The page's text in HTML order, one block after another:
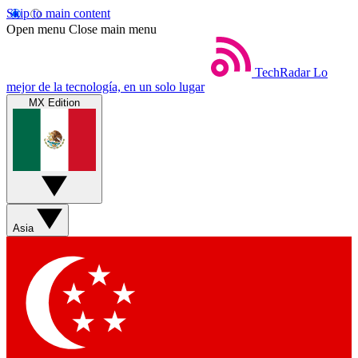
Skip to main content
Open menu Close main menu
TechRadar Lo
mejor de la tecnología, en un solo lugar
MX Edition
Asia